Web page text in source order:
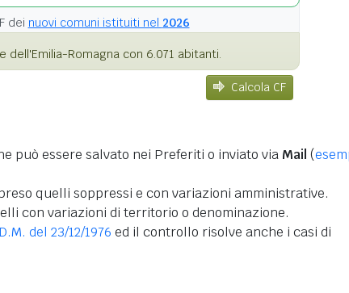
dei nuovi comuni istituiti nel 2026
dell'Emilia-Romagna con 6.071 abitanti.
Calcola CF
può essere salvato nei Preferiti o inviato via Mail (
quelli soppressi e con variazioni amministrative.
con variazioni di territorio o denominazione.
D.M. del 23/12/1976 ed il controllo risolve anche i casi di